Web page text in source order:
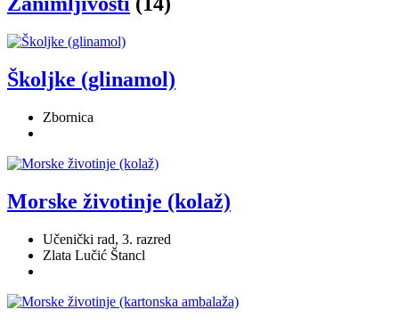
Školjke (glinamol)
Zbornica
Morske životinje (kolaž)
Učenički rad, 3. razred
Zlata Lučić Štancl